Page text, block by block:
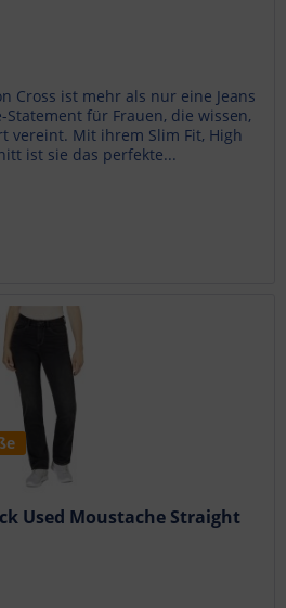
Cross ist mehr als nur eine Jeans
für Frauen, die wissen,
vereint. Mit ihrem Slim Fit, High
ist sie das perfekte...
Used Moustache Straight